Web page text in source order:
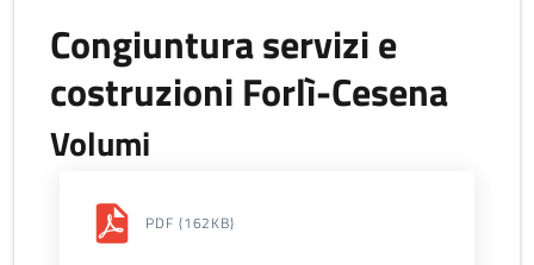
Congiuntura servizi e
costruzioni Forlì-Cesena
Volumi
PDF (162KB)